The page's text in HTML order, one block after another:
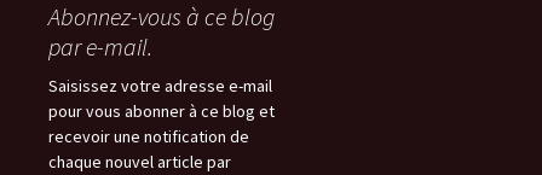
Abonnez-vous à ce blog
par e-mail.
Saisissez votre adresse e-mail
pour vous abonner à ce blog et
recevoir une notification de
chaque nouvel article par